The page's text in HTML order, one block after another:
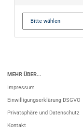
MEHR ÜBER...
Impressum
Einwilligungserklärung DSGVO
Privatsphäre und Datenschutz
Kontakt